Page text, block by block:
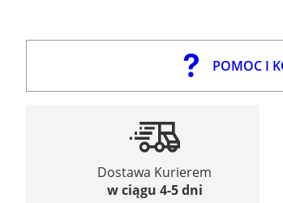
POMOC I
Dostawa Kurierem
w ciągu 4-5 dni